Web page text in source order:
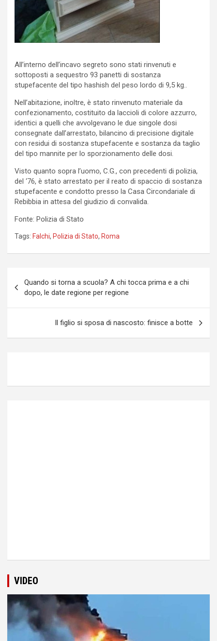
All’interno dell’incavo segreto sono stati rinvenuti e
sottoposti a sequestro 93 panetti di sostanza
stupefacente del tipo hashish del peso lordo di 9,5 kg..
Nell’abitazione, inoltre, è stato rinvenuto materiale da
confezionamento, costituito da laccioli di colore azzurro,
identici a quelli che avvolgevano le due singole dosi
consegnate dall’arrestato, bilancino di precisione digitale
con residui di sostanza stupefacente e sostanza da taglio
del tipo mannite per lo sporzionamento delle dosi.
Visto quanto sopra l’uomo, C.G., con precedenti di polizia,
del ‘76, è stato arrestato per il reato di spaccio di sostanza
stupefacente e condotto presso la Casa Circondariale di
Rebibbia in attesa del giudizio di convalida.
Fonte: Polizia di Stato
Tags: Falchi, Polizia di Stato, Roma
articoli
Quando si torna a scuola? A chi tocca prima e a chi
dopo, le date regione per regione
Il figlio si sposa di nascosto: finisce a botte
VIDEO